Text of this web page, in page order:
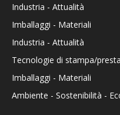
Industria - Attualità
Imballaggi - Materiali
Industria - Attualità
Tecnologie di stampa/
Imballaggi - Materiali
Ambiente - Sostenibilità -